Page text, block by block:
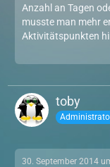
Anzahl an Tagen
musste man mehr
Aktivitätspunkten
toby
30. September 2014